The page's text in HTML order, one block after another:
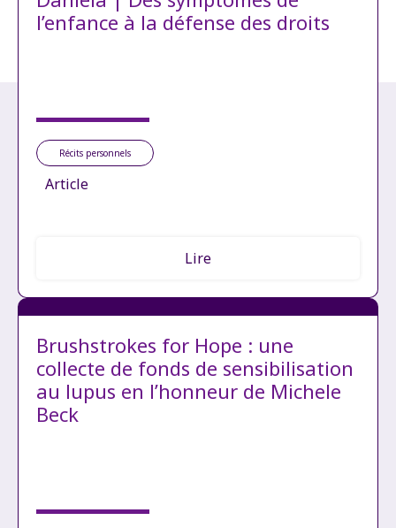
l’enfance à la défense des droits
Récits personnels
Article
Lire
Brushstrokes for Hope : une
collecte de fonds de sensibilisation
au lupus en l’honneur de Michele
Beck